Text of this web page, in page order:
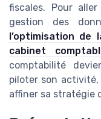
fiscales. Pour
gestion des
l’optimisation de
cabinet
comptabilité
piloter son
affiner sa stratégie